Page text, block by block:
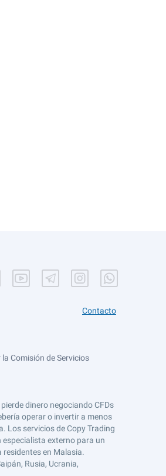
Contacto
Comisión de Servicios
dinero negociando CFDs
operar o invertir a menos
Los servicios de Copy Trading
externo para un
residentes en Malasia.
Rusia, Ucrania,